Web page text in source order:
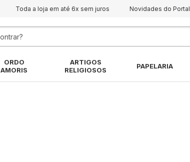
Toda a loja em até 6x sem juros Novidades do Portal
ORDO
AMORIS
ARTIGOS
RELIGIOSOS
PAPELARIA